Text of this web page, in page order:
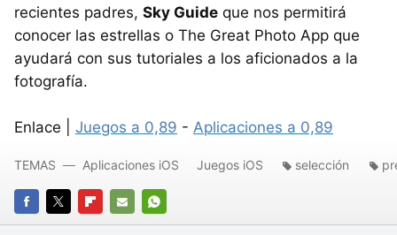
recientes padres, Sky Guide que nos permitirá
conocer las estrellas o The Great Photo App que
ayudará con sus tutoriales a los aficionados a la
fotografía.
Enlace | Juegos a 0,89 - Aplicaciones a 0,89
FACEBOOK
TWITTERFLIPBOARD
E-
WHATSAPP
TEMAS Aplicaciones iOS Juegos iOS selección